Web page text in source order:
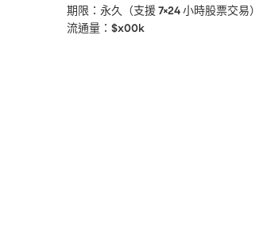
期限：永久（支援 7×24 小時股票交易）
流通量：$x00k